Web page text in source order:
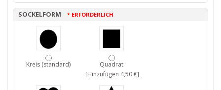
SOCKELFORM * ERFORDERLICH
Kreis (standard)
Quadrat
[Hinzufügen 4,50 €]